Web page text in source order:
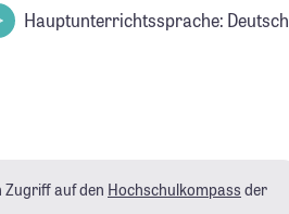
Hauptunterrichtssprache: Deutsch
auf den Hochschulkompass der